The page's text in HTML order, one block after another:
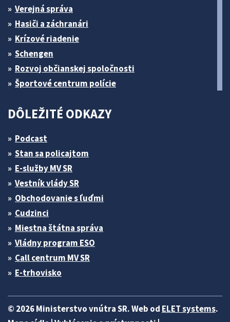
Verejná správa
Hasiči a záchranári
Krízové riadenie
Schengen
Rozvoj občianskej spoločnosti
Športové centrum polície
DÔLEŽITÉ ODKAZY
Podcast
Stan sa policajtom
E-služby MV SR
Vestník vlády SR
Obchodovanie s ľuďmi
Cudzinci
Miestna štátna správa
Vládny program ESO
Call centrum MV SR
E-trhovisko
© 2026 Ministerstvo vnútra SR. Web od ELET systems.